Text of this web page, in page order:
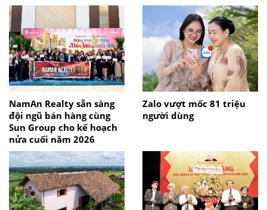
NamAn Realty sẵn sàng
đội ngũ bán hàng cùng
Sun Group cho kế hoạch
nửa cuối năm 2026
Zalo vượt mốc 81 triệu
người dùng